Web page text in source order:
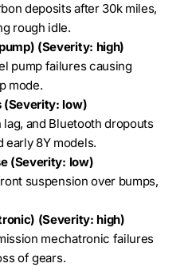
deposits after 30k miles,
rough idle.
(Severity: high)
pump failures causing
mode.
(Severity: low)
and Bluetooth dropouts
early 8Y models.
(Severity: low)
suspension over bumps,
(Severity: high)
mechatronic failures
of gears.